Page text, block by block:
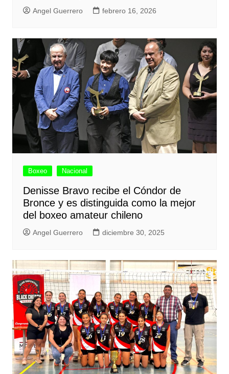
Angel Guerrero febrero 16, 2026
Boxeo Nacional
Denisse Bravo recibe el Cóndor de
Bronce y es distinguida como la mejor
del boxeo amateur chileno
Angel Guerrero diciembre 30, 2025